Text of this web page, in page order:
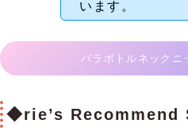
います。
バラボトルネックニ
◆rie’s Recommend